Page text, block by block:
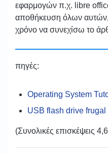
εφαρμογών π.χ. libre
αποθήκευση όλων αυτών,
χρόνο να συνεχίσω το
πηγές:
Operating System
USB flash drive frugal
(Συνολικές επισκέψεις